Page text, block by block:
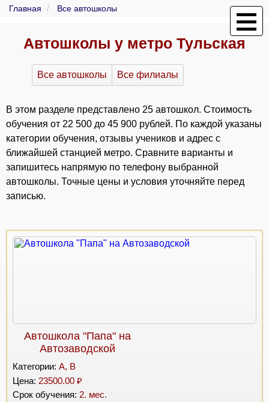
Главная Все автошколы
Автошколы у метро Тульская
Все автошколы Все филиалы
В этом разделе представлено 25 автошкол. Стоимость
обучения от 22 500 до 45 900 рублей. По каждой указаны
категории обучения, отзывы учеников и адрес с
ближайшей станцией метро. Сравните варианты и
запишитесь напрямую по телефону выбранной
автошколы. Точные цены и условия уточняйте перед
записью.
Автошкола "Папа" на
Автозаводской
Категории: A, B
Цена: 23500.00 ₽
Срок обучения: 2. мес.